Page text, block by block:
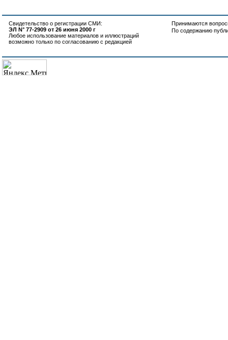
Свидетельство о регистрации СМИ:
ЭЛ N° 77-2909 от 26 июня 2000 г
Любое использование материалов и иллюстраций
возможно только по согласованию с редакцией
Принимаются
По содержанию